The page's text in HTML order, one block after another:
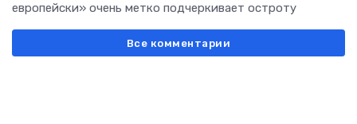
европейски» очень метко подчеркивает остроту
Все комментарии